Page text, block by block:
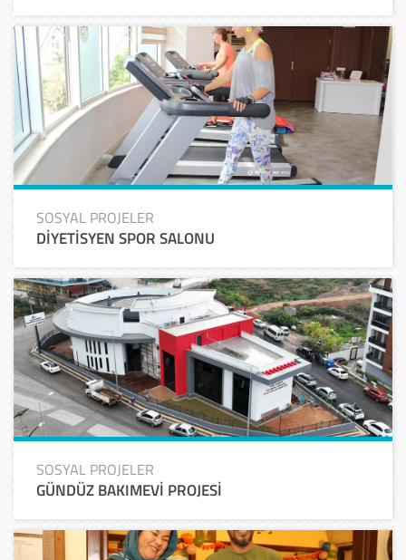
SOSYAL PROJELER
DİYETİSYEN SPOR SALONU
SOSYAL PROJELER
GÜNDÜZ BAKIMEVİ PROJESİ